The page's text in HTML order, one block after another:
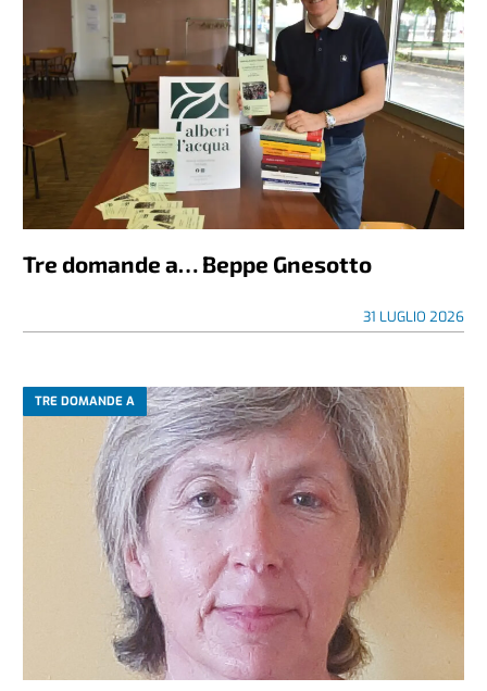
Tre domande a… Beppe Gnesotto
31 LUGLIO 2026
TRE DOMANDE A